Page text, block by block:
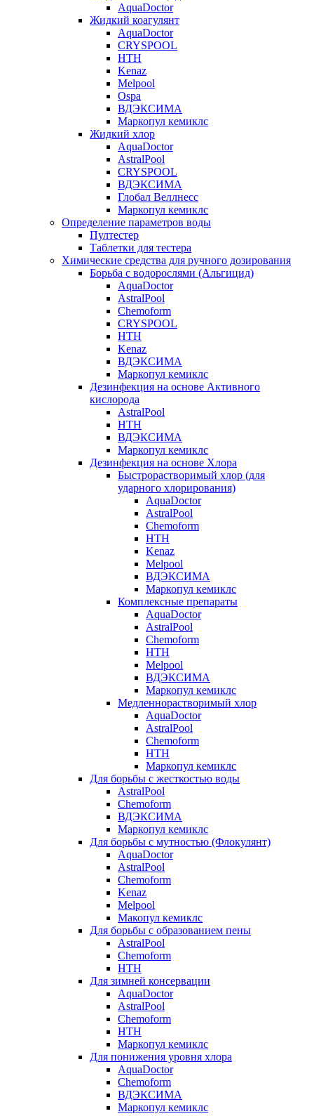
AquaDoctor
Жидкий коагулянт
AquaDoctor
CRYSPOOL
HTH
Kenaz
Melpool
Ospa
ВДЭКСИМА
Маркопул кемиклс
Жидкий хлор
AquaDoctor
AstralPool
CRYSPOOL
ВДЭКСИМА
Глобал Веллнесс
Маркопул кемиклс
Определение параметров воды
Пултестер
Таблетки для тестера
Химические средства для ручного дозирования
Борьба с водорослями (Альгицид)
AquaDoctor
AstralPool
Chemoform
CRYSPOOL
HTH
Kenaz
ВДЭКСИМА
Маркопул кемиклс
Дезинфекция на основе Активного
кислорода
AstralPool
HTH
ВДЭКСИМА
Маркопул кемиклс
Дезинфекция на основе Хлора
Быстрорастворимый хлор (для
ударного хлорирования)
AquaDoctor
AstralPool
Chemoform
HTH
Kenaz
Melpool
ВДЭКСИМА
Маркопул кемиклс
Комплексные препараты
AquaDoctor
AstralPool
Chemoform
HTH
Melpool
ВДЭКСИМА
Маркопул кемиклс
Медленнорастворимый хлор
AquaDoctor
AstralPool
Chemoform
HTH
Маркопул кемиклс
Для борьбы с жесткостью воды
AstralPool
Chemoform
ВДЭКСИМА
Маркопул кемиклс
Для борьбы с мутностью (Флокулянт)
AquaDoctor
AstralPool
Chemoform
Kenaz
Melpool
Макопул кемиклс
Для борьбы с образованием пены
AstralPool
Chemoform
HTH
Для зимней консервации
AquaDoctor
AstralPool
Chemoform
HTH
Маркопул кемиклс
Для понижения уровня хлора
AquaDoctor
Chemoform
ВДЭКСИМА
Маркопул кемиклс